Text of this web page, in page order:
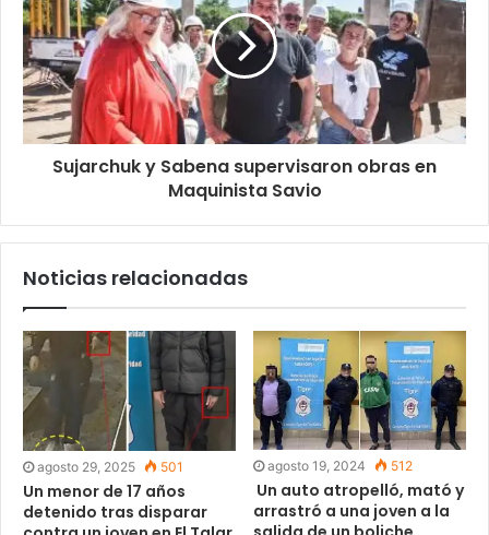
Sujarchuk y Sabena supervisaron obras en
Maquinista Savio
Noticias relacionadas
agosto 29, 2025 501
Un menor de 17 años
detenido tras disparar
agosto 19, 2024 512
Un auto atropelló, mató y
arrastró a una joven a la